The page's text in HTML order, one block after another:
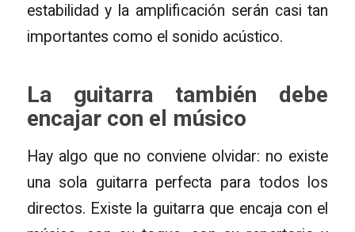
estabilidad y la amplificación serán casi tan
importantes como el sonido acústico.
La guitarra también debe
encajar con el músico
Hay algo que no conviene olvidar: no existe
una sola guitarra perfecta para todos los
directos. Existe la guitarra que encaja con el